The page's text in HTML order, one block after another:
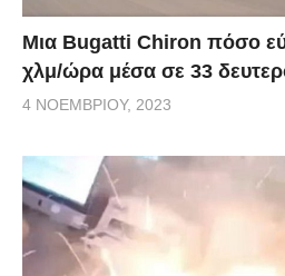
Μια Bugatti Chiron πόσο
χλμ/ώρα μέσα σε 33
4 ΝΟΕΜΒΡΊΟΥ, 2023